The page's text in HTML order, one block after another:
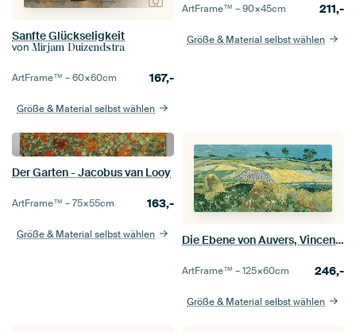
Sanfte Glückseligkeit
von Mirjam Duizendstra
ArtFrame™ –60×60cm 167,-
Größe & Material selbst wählen
ArtFrame™ –90×45cm 211,-
Größe & Material selbst wählen
Der Garten - Jacobus van Looy
ArtFrame™ –75×55cm 163,-
Größe & Material selbst wählen Die Ebene von Auvers, Vincent van Gogh
ArtFrame™ –125×60cm 246,-
Größe & Material selbst wählen